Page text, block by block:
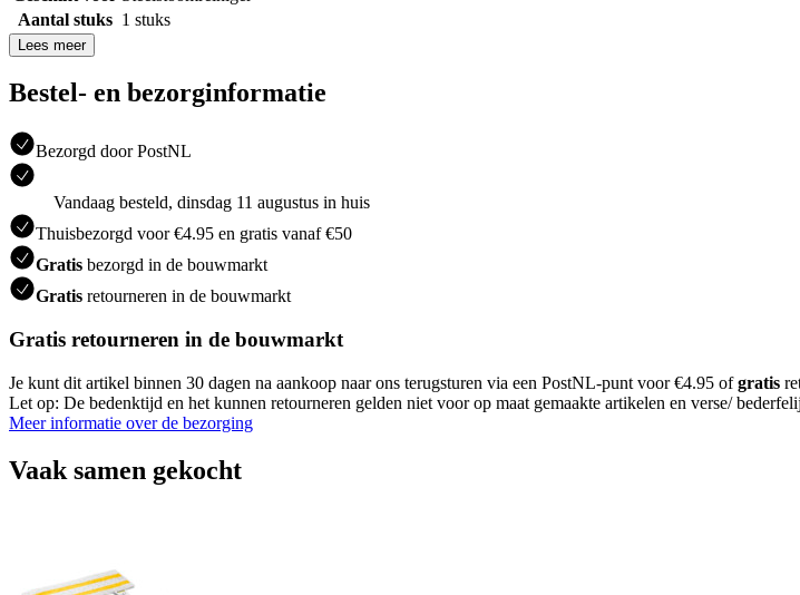
Aantal stuks 1 stuks
Lees meer
Bestel- en bezorginformatie
Bezorgd door PostNL
Vandaag besteld, dinsdag 11 augustus in huis
Thuisbezorgd voor €4.95 en gratis vanaf €50
Gratis bezorgd in de bouwmarkt
Gratis retourneren in de bouwmarkt
Gratis retourneren in de bouwmarkt
Je kunt dit artikel binnen 30 dagen na aankoop naar ons terugsturen via een PostNL-punt voor €4.95 ofgratis
Let op: De bedenktijd en het kunnen retourneren gelden niet voor op maat gemaakte artikelen en verse/
Meer informatie over de bezorging
Vaak samen gekocht